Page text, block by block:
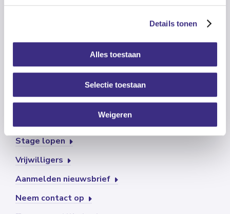
Details tonen
Alles toestaan
Selectie toestaan
Weigeren
Open sollicitatie
Wat kun je bij ons doen?
Stage lopen
Vrijwilligers
Aanmelden nieuwsbrief
Neem contact op